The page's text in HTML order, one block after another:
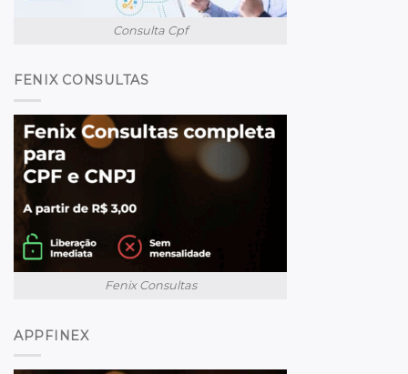
Consulta Cpf
FENIX CONSULTAS
Fenix Consultas
APPFINEX